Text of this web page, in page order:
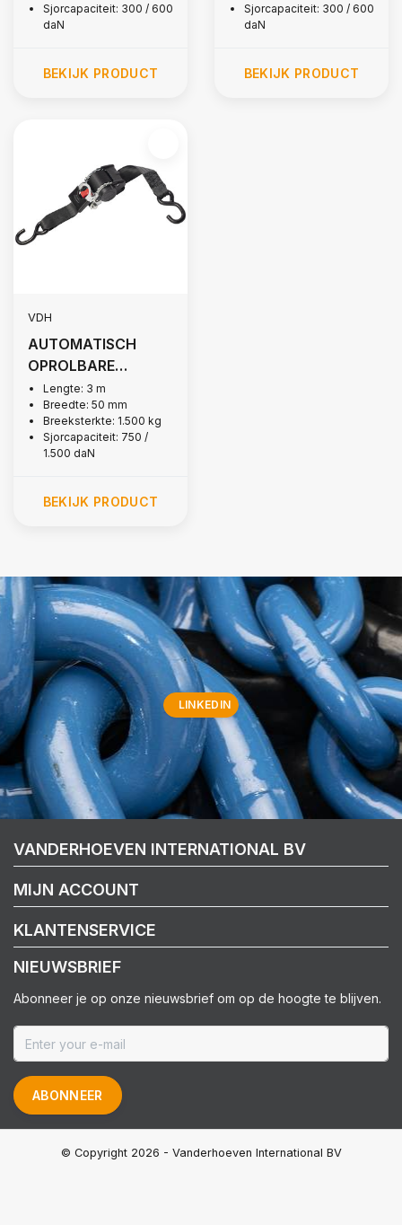
Sjorcapaciteit: 300 / 600
daN
BEKIJK PRODUCT
Sjorcapaciteit: 300 / 600
daN
BEKIJK PRODUCT
VDH
AUTOMATISCH
OPROLBARE
SPANBAND, 1.500
KG
Lengte: 3 m
Breedte: 50 mm
Breeksterkte: 1.500 kg
Sjorcapaciteit: 750 /
1.500 daN
BEKIJK PRODUCT
LINKEDIN
VANDERHOEVEN INTERNATIONAL BV
MIJN ACCOUNT
KLANTENSERVICE
NIEUWSBRIEF
Abonneer je op onze nieuwsbrief om op de hoogte te blijven.
ABONNEER
© Copyright 2026 - Vanderhoeven International BV